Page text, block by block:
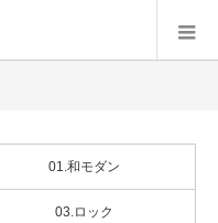
01.和モダン
03.ロック